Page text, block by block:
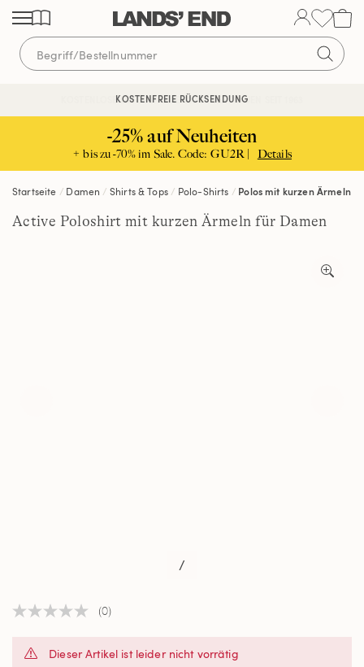
Direkt
zum
Inhalt
Direkt
zur
Navigation
Direkt
zur
Suche
KOSTENLOSE LIEFERUNG AB 120€ | VERTRAUEN SEIT 1963
KOSTENFREIE RÜCKSENDUNG
-25% auf Neuheiten
+ bis zu -70% im Sale. Code: GU2R | Details
Startseite Damen Shirts & Tops Polo-Shirts Polos mit kurzen Ärmeln
Active Poloshirt mit kurzen Ärmeln für Damen
/
Kein
auf
(0)
Dieser Artikel ist leider nicht vorrätig